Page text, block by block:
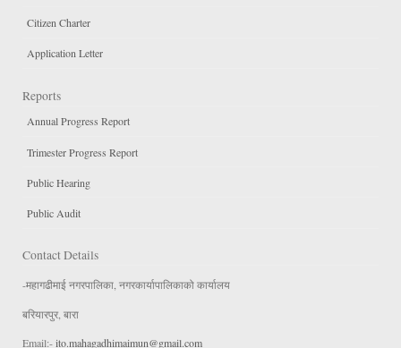
Citizen Charter
Application Letter
Reports
Annual Progress Report
Trimester Progress Report
Public Hearing
Public Audit
Contact Details
-महागढीमाई नगरपालिका, नगरकार्यापालिकाको कार्यालय
बरियारपुर, बारा
Email:-ito.mahagadhimaimun@gmail.com